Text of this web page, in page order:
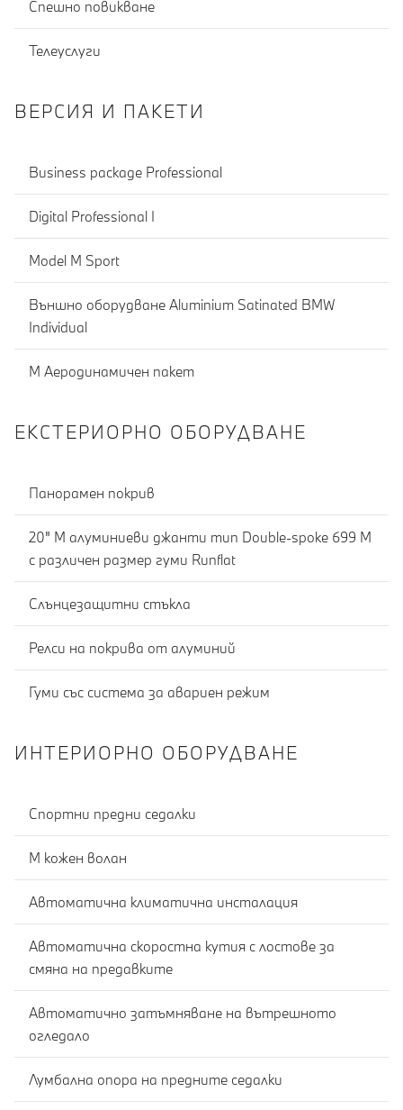
Спешно повикване
Телеуслуги
ВЕРСИЯ И ПАКЕТИ
Business package Professional
Digital Professional I
Model M Sport
Външно оборудване Aluminium Satinated BMW
Individual
М Аеродинамичен пакет
ЕКСТЕРИОРНО ОБОРУДВАНЕ
Панорамен покрив
20" M алуминиеви джанти тип Double-spoke 699 M
с различен размер гуми Runflat
Слънцезащитни стъкла
Релси на покрива от алуминий
Гуми със система за авариен режим
ИНТЕРИОРНО ОБОРУДВАНЕ
Спортни предни седалки
M кожен волан
Автоматична климатична инсталация
Автоматична скоростна кутия с лостове за
смяна на предавките
Автоматично затъмняване на вътрешното
огледало
Лумбална опора на предните седалки